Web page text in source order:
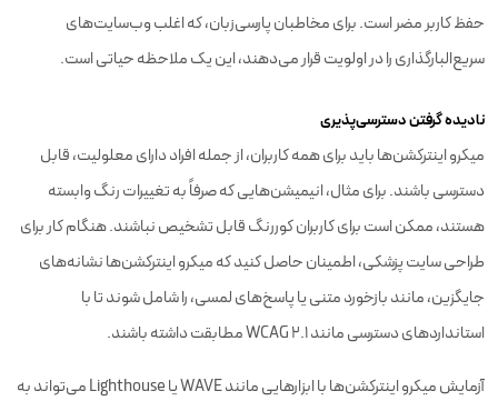
حفظ کاربر مضر است. برای مخاطبان پارسی‌زبان، که اغلب وب‌سایت‌های
سریع‌البارگذاری را در اولویت قرار می‌دهند، این یک ملاحظه حیاتی است.
نادیده گرفتن دسترسی‌پذیری
میکرو اینترکشن‌ها باید برای همه کاربران، از جمله افراد دارای معلولیت، قابل
دسترسی باشند. برای مثال، انیمیشن‌هایی که صرفاً به تغییرات رنگ وابسته
هستند، ممکن است برای کاربران کوررنگ قابل تشخیص نباشند. هنگام کار برای
طراحی سایت پزشکی، اطمینان حاصل کنید که میکرو اینترکشن‌ها نشانه‌های
جایگزین، مانند بازخورد متنی یا پاسخ‌های لمسی، را شامل شوند تا با
استانداردهای دسترسی مانند WCAG 2.1 مطابقت داشته باشند.
آزمایش میکرو اینترکشن‌ها با ابزارهایی مانند WAVE یا Lighthouse می‌تواند به